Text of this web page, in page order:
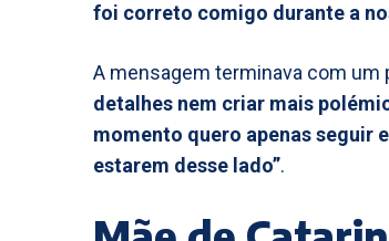
foi correto comigo durante a
A mensagem terminava com um
detalhes nem criar mais
momento quero apenas seguir
estarem desse lado”.